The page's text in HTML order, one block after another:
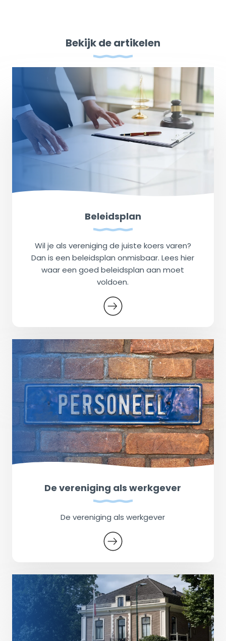
Bekijk de artikelen
Beleidsplan
Wil je als vereniging de juiste koers varen?
Dan is een beleidsplan onmisbaar. Lees hier
waar een goed beleidsplan aan moet
voldoen.
De vereniging als werkgever
De vereniging als werkgever